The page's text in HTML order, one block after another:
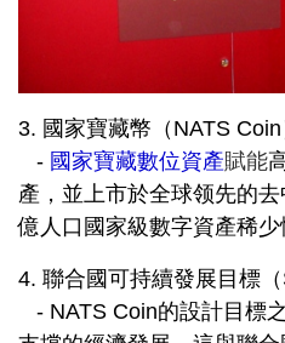
3. 國家寶藏幣（NATS Coin
- 國家寶藏數位資產賦能
產，並上市於全球领先的
億人口國家級數字資產稀少
4. 聯合國可持續發展目標（
- NATS Coin的設計目標